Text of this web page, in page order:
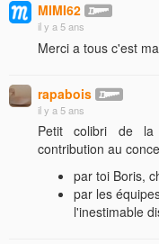
MIMI62
il y a 5 ans
Merci a tous c'est
rapabois
il y a 5 ans
Petit colibri de la
contribution au
par toi Boris,
par les
l'inestimable